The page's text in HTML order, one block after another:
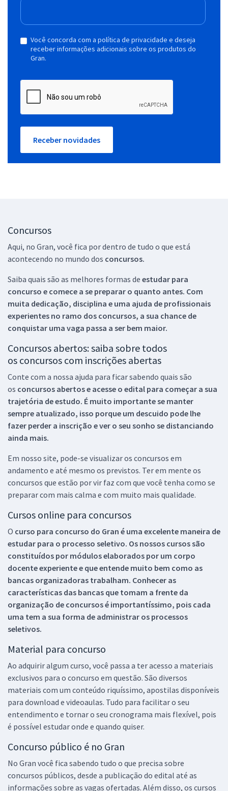
Você concorda com a política de privacidade e deseja
receber informações adicionais sobre os produtos do
Gran.
Receber novidades
Concursos
Aqui, no Gran, você fica por dentro de tudo o que está
acontecendo no mundo dos concursos.
Saiba quais são as melhores formas de estudar para
concurso e comece a se preparar o quanto antes. Com
muita dedicação, disciplina e uma ajuda de profissionais
experientes no ramo dos concursos, a sua chance de
conquistar uma vaga passa a ser bem maior.
Concursos abertos: saiba sobre todos
os concursos com inscrições abertas
Conte com a nossa ajuda para ficar sabendo quais são
os concursos abertos e acesse o edital para começar a sua
trajetória de estudo. É muito importante se manter
sempre atualizado, isso porque um descuido pode lhe
fazer perder a inscrição e ver o seu sonho se distanciando
ainda mais.
Em nosso site, pode-se visualizar os concursos em
andamento e até mesmo os previstos. Ter em mente os
concursos que estão por vir faz com que você tenha como se
preparar com mais calma e com muito mais qualidade.
Cursos online para concursos
O curso para concurso do Gran é uma excelente maneira de
estudar para o processo seletivo. Os nossos cursos são
constituídos por módulos elaborados por um corpo
docente experiente e que entende muito bem como as
bancas organizadoras trabalham. Conhecer as
características das bancas que tomam a frente da
organização de concursos é importantíssimo, pois cada
uma tem a sua forma de administrar os processos
seletivos.
Material para concurso
Ao adquirir algum curso, você passa a ter acesso a materiais
exclusivos para o concurso em questão. São diversos
materiais com um conteúdo riquíssimo, apostilas disponíveis
para download e videoaulas. Tudo para facilitar o seu
entendimento e tornar o seu cronograma mais flexível, pois
é possível estudar onde e quando quiser.
Concurso público é no Gran
No Gran você fica sabendo tudo o que precisa sobre
concursos públicos, desde a publicação do edital até as
informações sobre as vagas ofertadas. Além disso, os cursos